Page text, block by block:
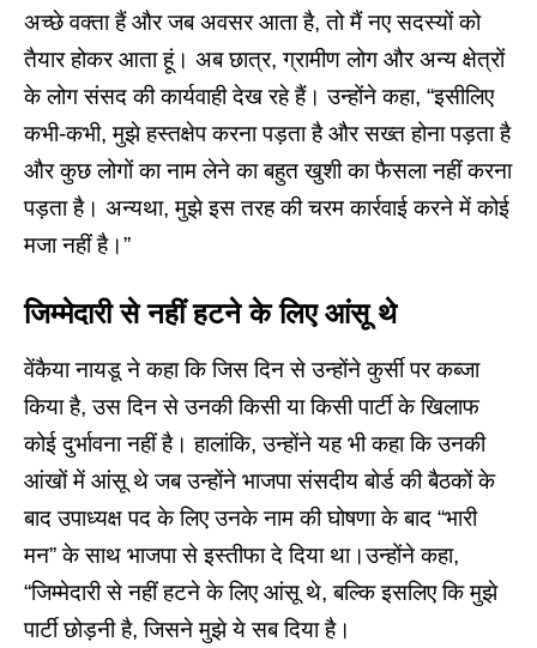
अच्छे वक्ता हैं और जब अवसर आता है, तो मैं नए सदस्यों को
तैयार होकर आता हूं। अब छात्र, ग्रामीण लोग और अन्य क्षेत्रों
के लोग संसद की कार्यवाही देख रहे हैं। उन्होंने कहा, “इसीलिए
कभी-कभी, मुझे हस्तक्षेप करना पड़ता है और सख्त होना पड़ता है
और कुछ लोगों का नाम लेने का बहुत खुशी का फैसला नहीं करना
पड़ता है। अन्यथा, मुझे इस तरह की चरम कार्रवाई करने में कोई
मजा नहीं है।”
जिम्मेदारी से नहीं हटने के लिए आंसू थे
वेंकैया नायडू ने कहा कि जिस दिन से उन्होंने कुर्सी पर कब्जा
किया है, उस दिन से उनकी किसी या किसी पार्टी के खिलाफ
कोई दुर्भावना नहीं है। हालांकि, उन्होंने यह भी कहा कि उनकी
आंखों में आंसू थे जब उन्होंने भाजपा संसदीय बोर्ड की बैठकों के
बाद उपाध्यक्ष पद के लिए उनके नाम की घोषणा के बाद “भारी
मन” के साथ भाजपा से इस्तीफा दे दिया था।उन्होंने कहा,
“जिम्मेदारी से नहीं हटने के लिए आंसू थे, बल्कि इसलिए कि मुझे
पार्टी छोड़नी है, जिसने मुझे ये सब दिया है।